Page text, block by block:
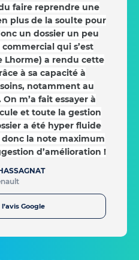
faire reprendre une
plus de la soulte pour
un dossier un peu
qui s’est
Lhorme) a rendu cette
à sa capacité à
notamment au
m’a fait essayer à
et toute la gestion
a été hyper fluide
la note maximum
d’amélioration !
Google